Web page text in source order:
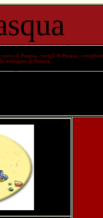
di Pasqua, conigli di Pasqua, coniglietti
immagini di Pasqua